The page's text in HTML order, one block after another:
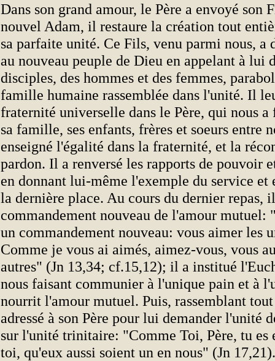
Dans son grand amour, le Père a envoyé son
nouvel Adam, il restaure la création tout
sa parfaite unité. Ce Fils, venu parmi nous, a
au nouveau peuple de Dieu en appelant à lui
disciples, des hommes et des femmes,
famille humaine rassemblée dans l'unité. Il
fraternité universelle dans le Père, qui nous a
sa famille, ses enfants, frères et soeurs entre
enseigné l'égalité dans la fraternité, et la
pardon. Il a renversé les rapports de pouvoir
en donnant lui-même l'exemple du service et
la dernière place. Au cours du dernier repas,
commandement nouveau de l'amour mutuel:
un commandement nouveau: vous aimer les
Comme je vous ai aimés, aimez-vous, vous
autres" (Jn 13,34; cf.15,12); il a institué
nous faisant communier à l'unique pain et à
nourrit l'amour mutuel. Puis, rassemblant tout
adressé à son Père pour lui demander l'unité
sur l'unité trinitaire: "Comme Toi, Père, tu es
toi, qu'eux aussi soient un en nous" (Jn 17,21).